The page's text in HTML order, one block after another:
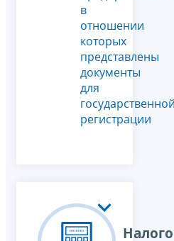
в
отношении
которых
представлены
документы
для
государственной
регистрации